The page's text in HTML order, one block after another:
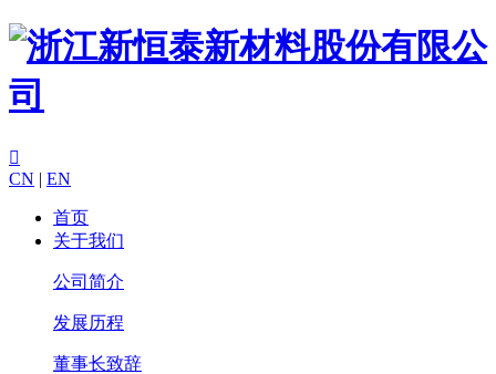

CN | EN
首页
关于我们
公司简介
发展历程
董事长致辞